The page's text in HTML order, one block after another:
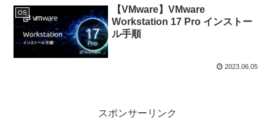
OS
【VMware】VMware
Workstation 17 Pro インストー
ル手順
2023.06.05
スポンサーリンク